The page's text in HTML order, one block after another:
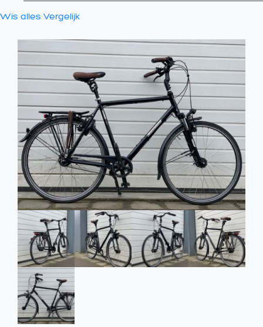
Wis alles Vergelijk